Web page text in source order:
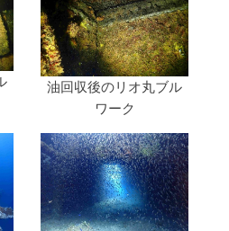
油回収後のリオ丸ブル
ワーク